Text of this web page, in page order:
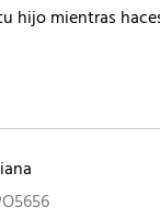
hijo mientras